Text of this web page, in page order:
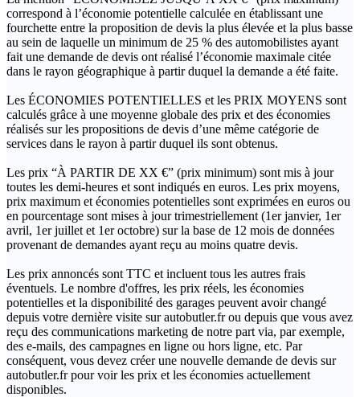
correspond à l’économie potentielle calculée en établissant une
fourchette entre la proposition de devis la plus élevée et la plus basse
au sein de laquelle un minimum de 25 % des automobilistes ayant
fait une demande de devis ont réalisé l’économie maximale citée
dans le rayon géographique à partir duquel la demande a été faite.
Les ÉCONOMIES POTENTIELLES et les PRIX MOYENS sont
calculés grâce à une moyenne globale des prix et des économies
réalisés sur les propositions de devis d’une même catégorie de
services dans le rayon à partir duquel ils sont obtenus.
Les prix “À PARTIR DE XX €” (prix minimum) sont mis à jour
toutes les demi-heures et sont indiqués en euros. Les prix moyens,
prix maximum et économies potentielles sont exprimées en euros ou
en pourcentage sont mises à jour trimestriellement (1er janvier, 1er
avril, 1er juillet et 1er octobre) sur la base de 12 mois de données
provenant de demandes ayant reçu au moins quatre devis.
Les prix annoncés sont TTC et incluent tous les autres frais
éventuels. Le nombre d'offres, les prix réels, les économies
potentielles et la disponibilité des garages peuvent avoir changé
depuis votre dernière visite sur autobutler.fr ou depuis que vous avez
reçu des communications marketing de notre part via, par exemple,
des e-mails, des campagnes en ligne ou hors ligne, etc. Par
conséquent, vous devez créer une nouvelle demande de devis sur
autobutler.fr pour voir les prix et les économies actuellement
disponibles.